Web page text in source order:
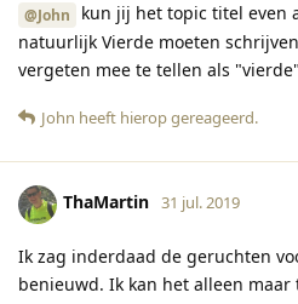
@John
kun jij het topic titel even
natuurlijk Vierde moeten
vergeten mee te tellen als
John heeft hierop gereageerd.
ThaMartin 31 jul. 2019
Ik zag inderdaad de geruchten
benieuwd. Ik kan het alleen